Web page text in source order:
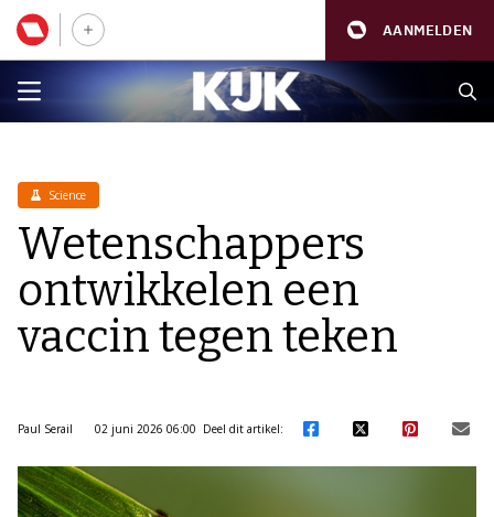
AANMELDEN
Science
Wetenschappers
ontwikkelen een
vaccin tegen teken
Paul Serail 02 juni 2026 06:00 Deel dit artikel: